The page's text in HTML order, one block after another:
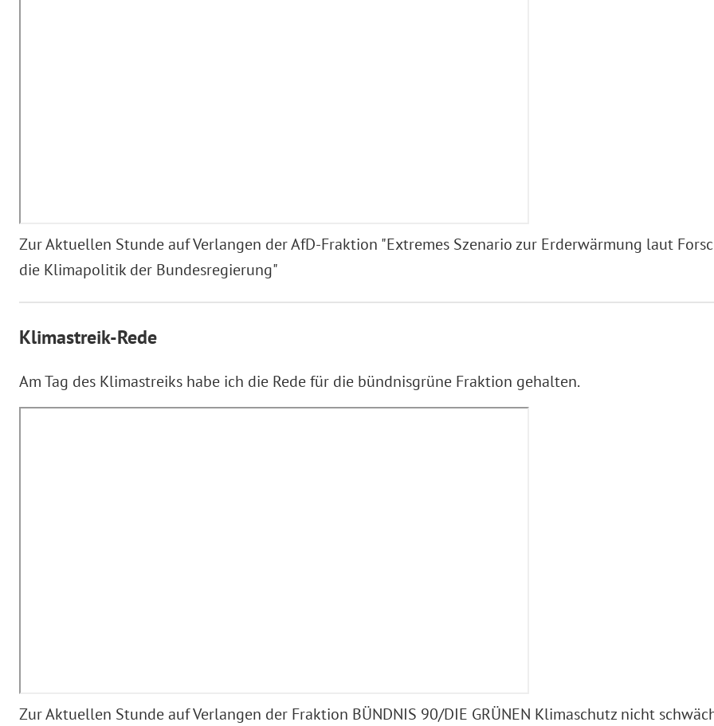
Zur Aktuellen Stunde auf Verlangen der AfD-Fraktion "Extremes Szenario zur Erderwärmung laut
die Klimapolitik der Bundesregierung"
Klimastreik-Rede
Am Tag des Klimastreiks habe ich die Rede für die bündnisgrüne Fraktion gehalten.
Zur Aktuellen Stunde auf Verlangen der Fraktion BÜNDNIS 90/DIE GRÜNEN Klimaschutz nicht